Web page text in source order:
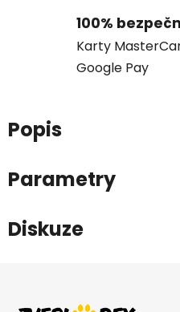
100%
Karty
Google Pay
Popis
Parametry
Diskuze